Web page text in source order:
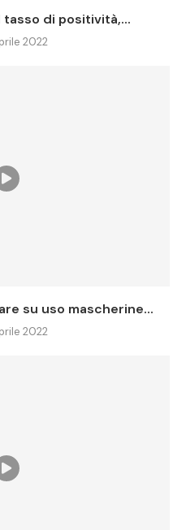
di positività,...
2022
su uso mascherine...
2022